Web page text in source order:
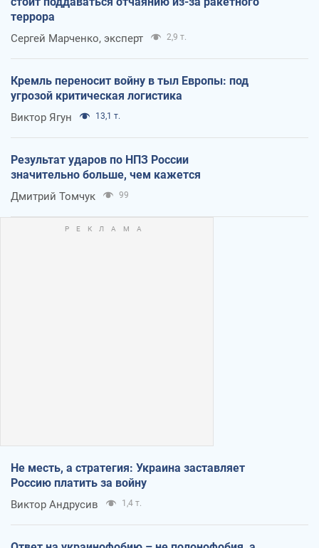
террора
Сергей Марченко, эксперт 2,9 т.
Кремль переносит войну в тыл Европы: под
угрозой критическая логистика
Виктор Ягун 13,1 т.
Результат ударов по НПЗ России
значительно больше, чем кажется
Дмитрий Томчук 99
Не месть, а стратегия: Украина заставляет
Россию платить за войну
Виктор Андрусив 1,4 т.